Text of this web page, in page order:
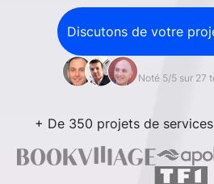
Discutons de votre
Noté 5/5 sur 27
+ De 350 projets de